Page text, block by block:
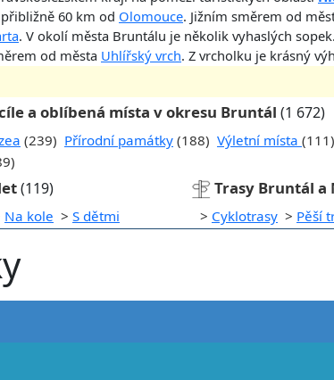
60 km od Olomouce. Jižním směrem od
. V okolí města Bruntálu je několik vyhaslých
od města Uhlířský vrch. Z vrcholku je krásný
a oblíbená místa v okresu Bruntál (1 672)
(239) Přírodní památky (188) Výletní místa (111)
(119) Trasy Bruntál a
Na kole > S dětmi > Cyklotrasy > Pěší